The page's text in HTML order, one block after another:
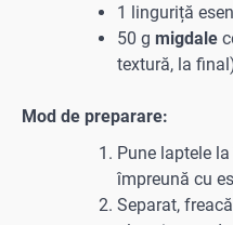
1 linguriță
50 g migdale
textură, la
Mod de preparare:
Pune laptele
împreună cu
Separat,